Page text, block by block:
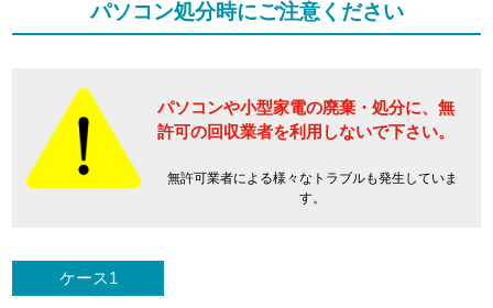
パソコン処分時にご注意ください
パソコンや小型家電の廃棄・処分に、 無
許可の回収業者を利用しないで下さい。
無許可業者による様々なトラブルも発生していま
す。
ケース1